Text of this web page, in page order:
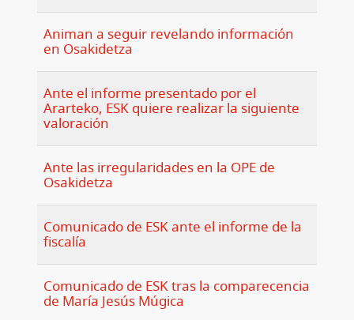
Animan a seguir revelando información
en Osakidetza
Ante el informe presentado por el
Ararteko, ESK quiere realizar la siguiente
valoración
Ante las irregularidades en la OPE de
Osakidetza
Comunicado de ESK ante el informe de la
fiscalía
Comunicado de ESK tras la comparecencia
de María Jesús Múgica